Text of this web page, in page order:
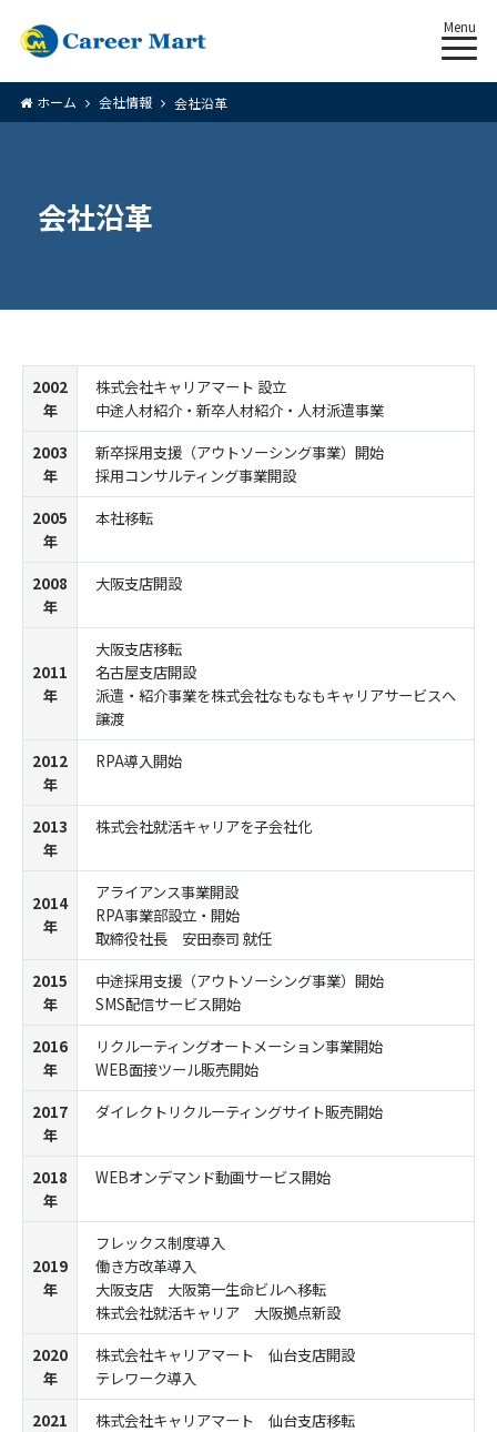
Menu
ホーム 会社情報 会社沿革
会社沿革
2002
年
株式会社キャリアマート 設立
中途人材紹介・新卒人材紹介・人材派遣事業
2003
年
新卒採用支援（アウトソーシング事業）開始
採用コンサルティング事業開設
2005
年
本社移転
2008
年
大阪支店開設
2011
年
大阪支店移転
名古屋支店開設
派遣・紹介事業を株式会社なもなもキャリアサービスへ
譲渡
2012
年
RPA導入開始
2013
年
株式会社就活キャリアを子会社化
2014
年
アライアンス事業開設
RPA事業部設立・開始
取締役社長 安田泰司 就任
2015
年
中途採用支援（アウトソーシング事業）開始
SMS配信サービス開始
2016
年
リクルーティングオートメーション事業開始
WEB面接ツール販売開始
2017
年
ダイレクトリクルーティングサイト販売開始
2018
年
WEBオンデマンド動画サービス開始
2019
年
フレックス制度導入
働き方改革導入
大阪支店 大阪第一生命ビルへ移転
株式会社就活キャリア 大阪拠点新設
2020
年
株式会社キャリアマート 仙台支店開設
テレワーク導入
2021
株式会社キャリアマート 仙台支店移転